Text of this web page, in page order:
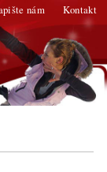
nám Kontakt